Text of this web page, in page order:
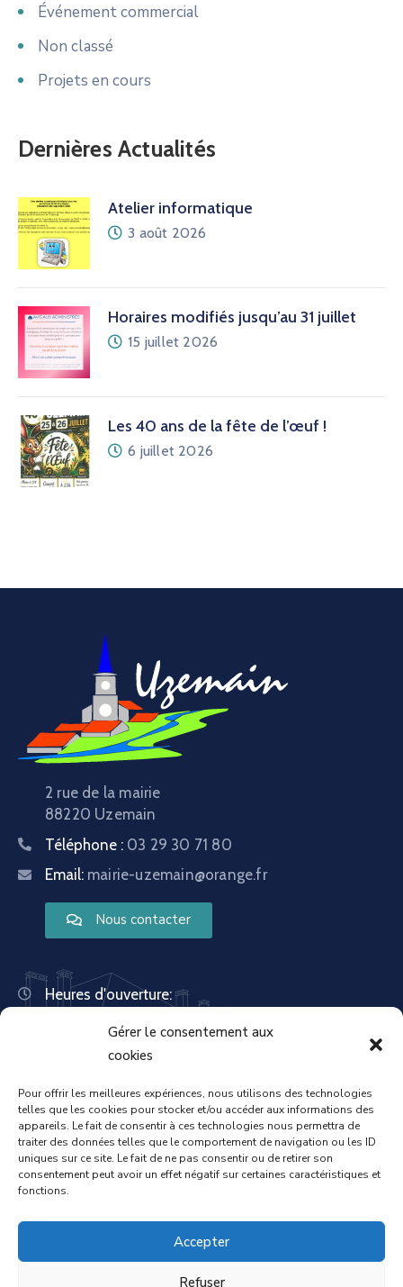
Gérer le consentement aux
cookies
Pour offrir les meilleures expériences, nous utilisons des technologies
telles que les cookies pour stocker et/ou accéder aux informations des
appareils. Le fait de consentir à ces technologies nous permettra de
traiter des données telles que le comportement de navigation ou les ID
uniques sur ce site. Le fait de ne pas consentir ou de retirer son
consentement peut avoir un effet négatif sur certaines caractéristiques et
fonctions.
Accepter
Refuser
Événement commercial
Non classé
Projets en cours
Dernières Actualités
Atelier informatique
3 août 2026
Horaires modifiés jusqu’au 31 juillet
15 juillet 2026
Les 40 ans de la fête de l’œuf !
6 juillet 2026
2 rue de la mairie
88220 Uzemain
Téléphone : 03 29 30 71 80
Email: mairie-uzemain@orange.fr
Nous contacter
Heures d'ouverture:
Mardi : 13:30 – 18:00
Mercredi : 08:30 – 12:00 | 14:00 – 17:00
Vendredi : 08:30 – 12:00 | 14:00 – 17:00
Samedi : Fermée
Dimanche : Fermée
Mentions légales